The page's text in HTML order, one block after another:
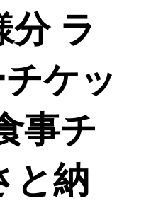
分 ラ
ケッ
事チ
と納